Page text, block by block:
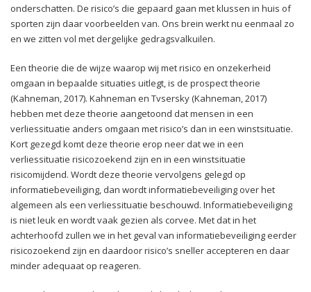
onderschatten. De risico’s die gepaard gaan met klussen in huis of
sporten zijn daar voorbeelden van. Ons brein werkt nu eenmaal zo
en we zitten vol met dergelijke gedragsvalkuilen.
Een theorie die de wijze waarop wij met risico en onzekerheid
omgaan in bepaalde situaties uitlegt, is de prospect theorie
(Kahneman, 2017). Kahneman en Tvsersky (Kahneman, 2017)
hebben met deze theorie aangetoond dat mensen in een
verliessituatie anders omgaan met risico’s dan in een winstsituatie.
Kort gezegd komt deze theorie erop neer dat we in een
verliessituatie risicozoekend zijn en in een winstsituatie
risicomijdend. Wordt deze theorie vervolgens gelegd op
informatiebeveiliging, dan wordt informatiebeveiliging over het
algemeen als een verliessituatie beschouwd. Informatiebeveiliging
is niet leuk en wordt vaak gezien als corvee. Met dat in het
achterhoofd zullen we in het geval van informatiebeveiliging eerder
risicozoekend zijn en daardoor risico’s sneller accepteren en daar
minder adequaat op reageren.